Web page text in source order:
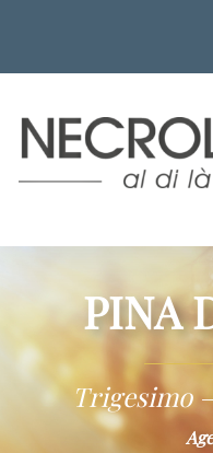
PINA
Trigesimo